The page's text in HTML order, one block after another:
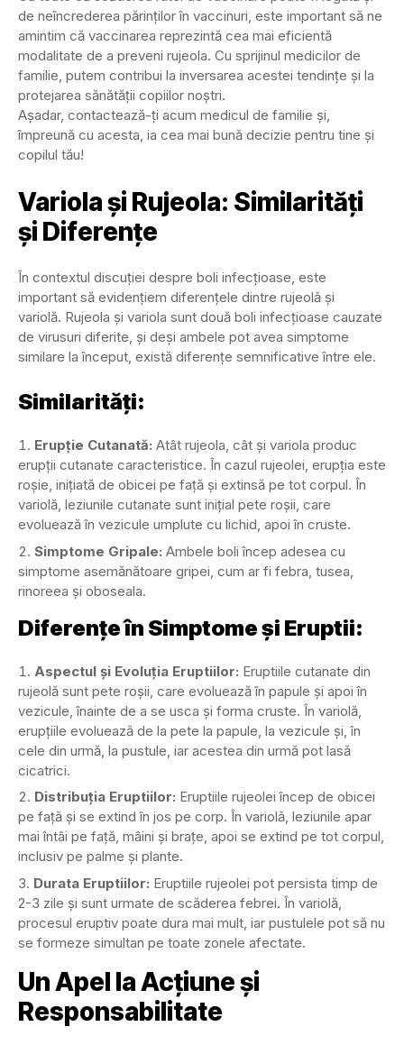
de neîncrederea părinților în vaccinuri, este important să ne
amintim că vaccinarea reprezintă cea mai eficientă
modalitate de a preveni rujeola. Cu sprijinul medicilor de
familie, putem contribui la inversarea acestei tendințe și la
protejarea sănătății copiilor noștri.
Așadar, contactează-ți acum medicul de familie și,
împreună cu acesta, ia cea mai bună decizie pentru tine și
copilul tău!
Variola și Rujeola: Similarități
și Diferențe
În contextul discuției despre boli infecțioase, este
important să evidențiem diferențele dintre rujeolă și
variolă. Rujeola și variola sunt două boli infecțioase cauzate
de virusuri diferite, și deși ambele pot avea simptome
similare la început, există diferențe semnificative între ele.
Similarități:
Erupție Cutanată: Atât rujeola, cât și variola produc
erupții cutanate caracteristice. În cazul rujeolei, erupția este
roșie, inițiată de obicei pe față și extinsă pe tot corpul. În
variolă, leziunile cutanate sunt inițial pete roșii, care
evoluează în vezicule umplute cu lichid, apoi în cruste.
Simptome Gripale: Ambele boli încep adesea cu
simptome asemănătoare gripei, cum ar fi febra, tusea,
rinoreea și oboseala.
Diferențe în Simptome și Eruptii:
Aspectul și Evoluția Eruptiilor: Eruptiile cutanate din
rujeolă sunt pete roșii, care evoluează în papule și apoi în
vezicule, înainte de a se usca și forma cruste. În variolă,
erupțiile evoluează de la pete la papule, la vezicule și, în
cele din urmă, la pustule, iar acestea din urmă pot lasă
cicatrici.
Distribuția Eruptiilor: Eruptiile rujeolei încep de obicei
pe față și se extind în jos pe corp. În variolă, leziunile apar
mai întâi pe față, mâini și brațe, apoi se extind pe tot corpul,
inclusiv pe palme și plante.
Durata Eruptiilor: Eruptiile rujeolei pot persista timp de
2-3 zile și sunt urmate de scăderea febrei. În variolă,
procesul eruptiv poate dura mai mult, iar pustulele pot să nu
se formeze simultan pe toate zonele afectate.
Un Apel la Acțiune și
Responsabilitate